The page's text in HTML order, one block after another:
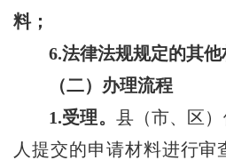
料；
6.法律法规规定的其他
（二）办理流程
1.受理。 县（市、区
人提交的申请材料进行审